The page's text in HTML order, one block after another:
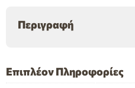
Περιγραφή
Επιπλέον Πληροφορίες